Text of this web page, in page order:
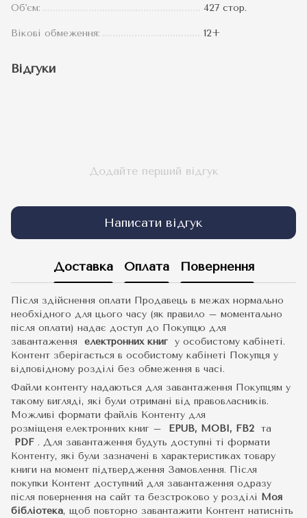
Об'єм: 427 стор.
Вікові обмеження: 12+
Відгуки
Додайте перший відгук
Написати відгук
Доставка Оплата Повернення
Після здійснення оплати Продавець в межах нормально
необхідного для цього часу (як правило – моментально
після оплати) надає доступ до Покупцю для
завантаження електронних книг у особистому кабінеті.
Контент зберігається в особистому кабінеті Покупця у
відповідному розділі без обмеження в часі.
Файли контенту надаються для завантаження Покупцям у
такому вигляді, які були отримані від правовласників.
Можливі формати файлів Контенту для
розміщеня електронних книг –
EPUB, MOBI, FB2 та
PDF . Для завантаження будуть доступні ті формати
Контенту, які були зазначені в характеристиках товару
книги на момент підтвердження Замовлення. Після
покупки Контент доступний для завантаження одразу
після повернення на сайт та безстроково у розділі Моя
бібліотека, щоб повторно завантажити Контент натисніть